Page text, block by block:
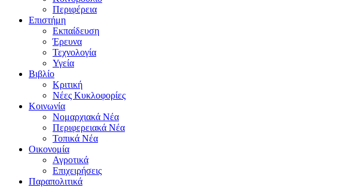
Περιφέρεια
Επιστήμη
Εκπαίδευση
Έρευνα
Τεχνολογία
Υγεία
Βιβλίο
Κριτική
Νέες Κυκλοφορίες
Κοινωνία
Νομαρχιακά Νέα
Περιφερειακά Νέα
Τοπικά Νέα
Οικονομία
Αγροτικά
Επιχειρήσεις
Παραπολιτικά